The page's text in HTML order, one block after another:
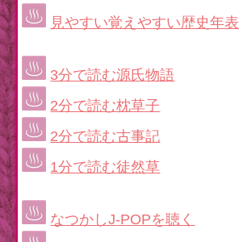
見やすい覚えやすい歴史年表
3分で読む源氏物語
2分で読む枕草子
2分で読む古事記
1分で読む徒然草
なつかしJ-POPを聴く